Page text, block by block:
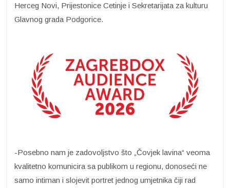
Herceg Novi, Prijestonice Cetinje i Sekretarijata za kulturu
Glavnog grada Podgorice.
-Posebno nam je zadovoljstvo što „Čovjek lavina“ veoma
kvalitetno komunicira sa publikom u regionu, donoseći ne
samo intiman i slojevit portret jednog umjetnika čiji rad